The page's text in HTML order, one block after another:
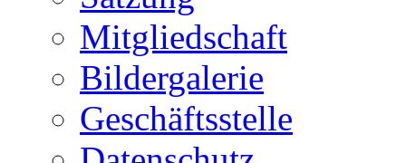
Mitgliedschaft
Bildergalerie
Geschäftsstelle